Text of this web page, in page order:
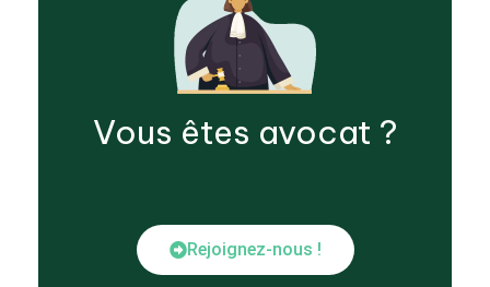
Vous êtes avocat ?
Rejoignez-nous !